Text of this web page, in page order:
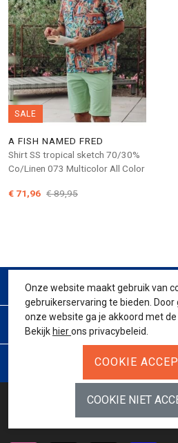
SALE
A FISH NAMED FRED
Shirt SS tropical sketch 70/30%
Co/Linen 073 Multicolor All Color
€ 71,96 € 89,95
CONTACT
KLANTENSERVICE
Onze website maakt gebruik van
gebruikerservaring te bieden.
onze website ga je akkoord met
Bekijk hierons privacybeleid.